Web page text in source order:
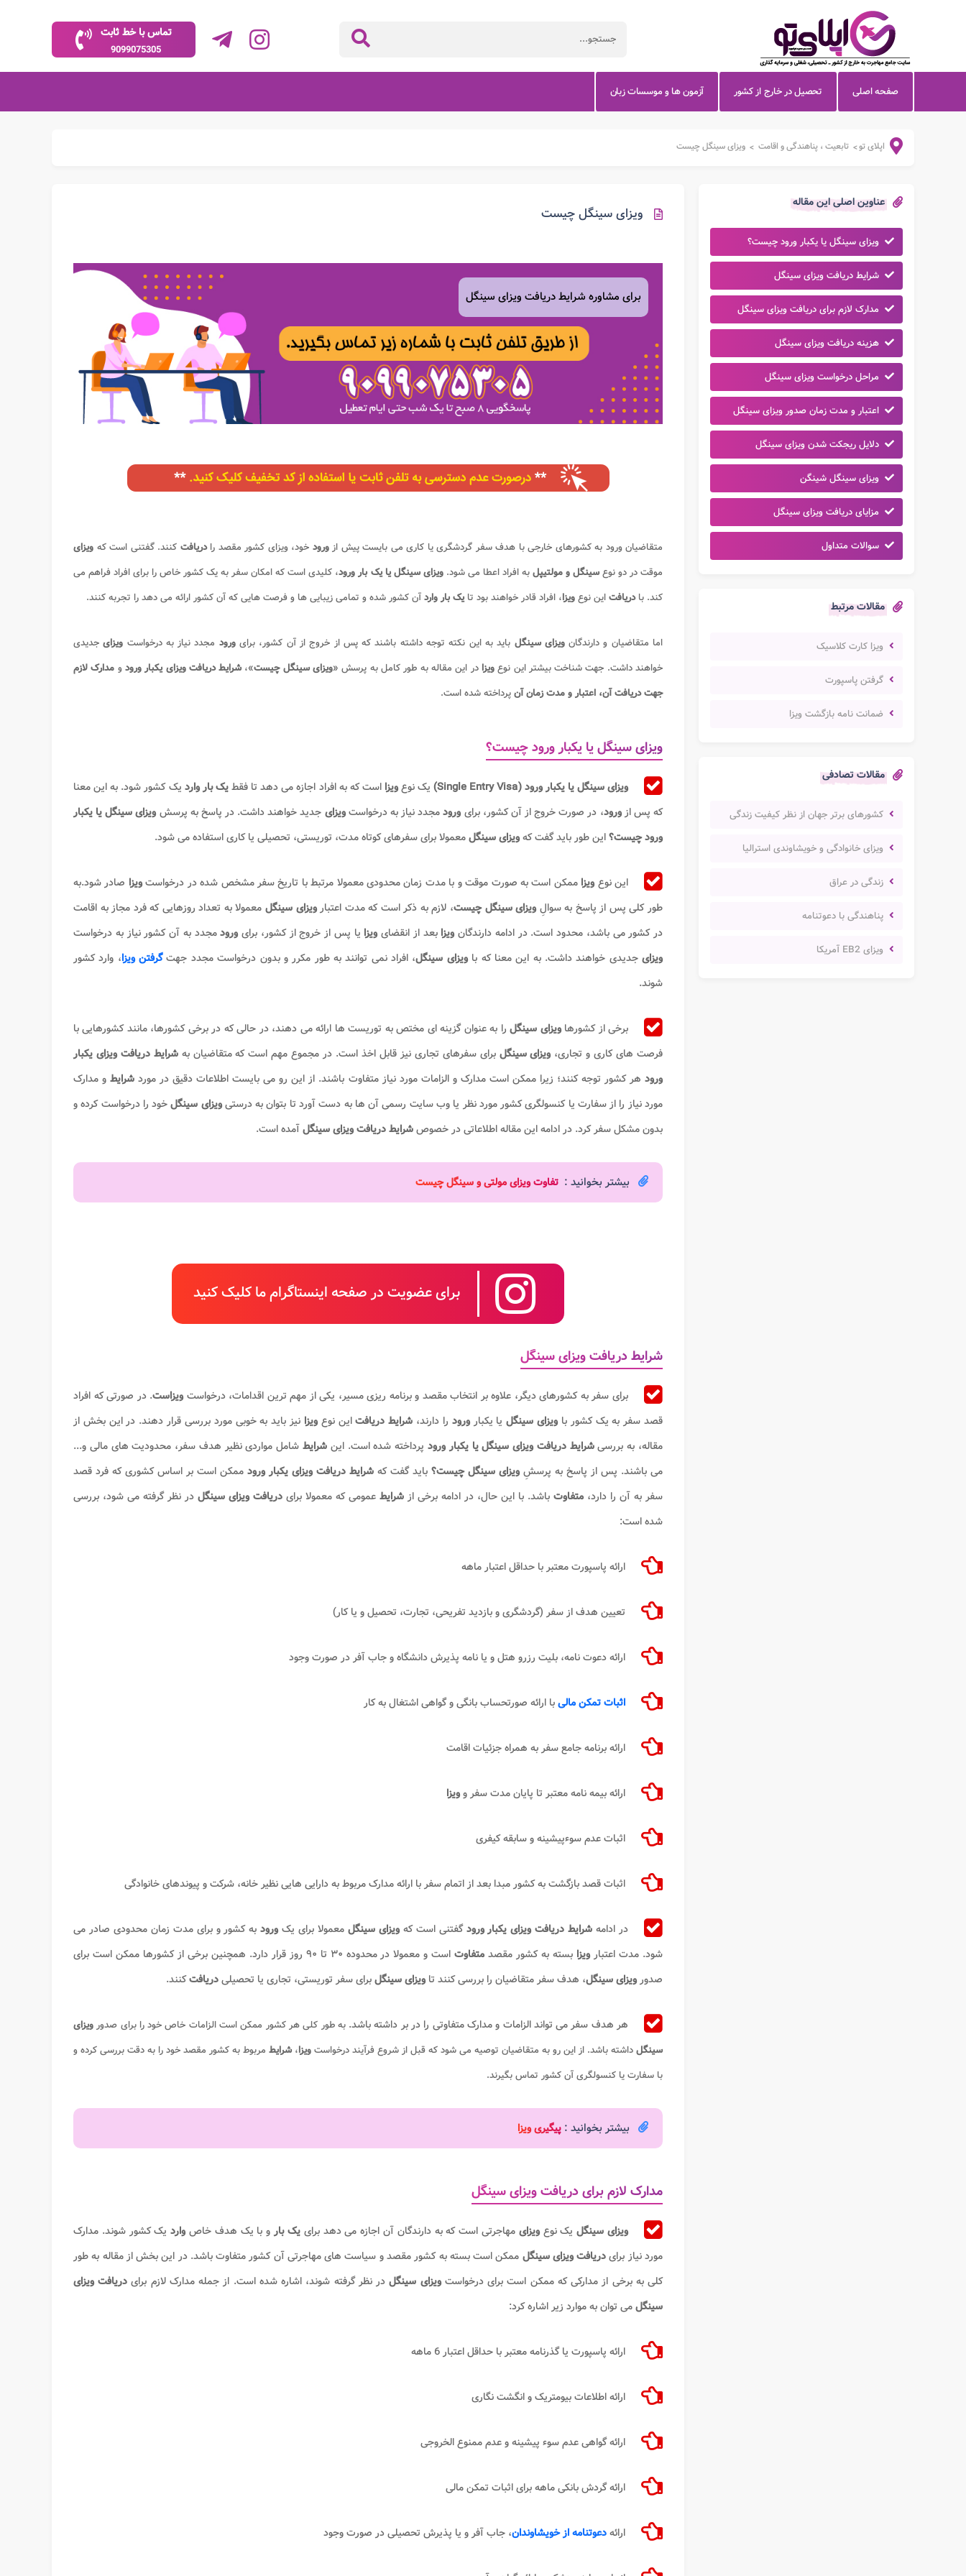
تماس با خط ثابت
9099075305
صفحه اصلی تحصیل در خارج از کشور آزمون ها و موسسات زبان
اپلای تو> تابعیت ، پناهندگی و اقامت > ویزای سینگل چیست
عناوین اصلی این مقاله
ویزای سینگل یا یکبار ورود چیست؟
شرایط دریافت ویزای سینگل
مدارک لازم برای دریافت ویزای سینگل
هزینه دریافت ویزای سینگل
مراحل درخواست ویزای سینگل
اعتبار و مدت زمان صدور ویزای سینگل
دلایل ریجکت شدن ویزای سینگل
ویزای سینگل شینگن
مزایای دریافت ویزای سینگل
سوالات متداول
مقالات مرتبط
ویزا کارت کلاسیک
گرفتن پاسپورت
ضمانت نامه بازگشت ویزا
مقالات تصادفی
کشورهای برتر جهان از نظر کیفیت زندگی
ویزای خانوادگی و خویشاوندی استرالیا
زندگی در عراق
پناهندگی با دعوتنامه
ویزای EB2 آمریکا
ویزای سینگل چیست
برای مشاوره شرایط دریافت ویزای سینگل
متقاضیان ورود به کشورهای خارجی با هدف سفر گردشگری یا کاری می بایست پیش ازورود خود، ویزای کشور مقصد رادریافت کنند. گفتنی است که ویزای
موقت در دو نوعسینگل و مولتیپلبه افراد اعطا می شود.ویزای سینگل یا یک بار ورود، کلیدی است که امکان سفر به یک کشور خاص را برای افراد فراهم می
کند. بادریافتاین نوعویزا، افراد قادر خواهند بود تایک بار واردآن کشور شده و تمامی زیبایی ها و فرصت هایی که آن کشور ارائه می دهد را تجربه کنند.
اما متقاضیان و دارندگانویزای سینگل باید به این نکته توجه داشته باشند که پس از خروج از آن کشور، برایورود مجدد نیاز به درخواست ویزایجدیدی
خواهند داشت. جهت شناخت بیشتر این نوعویزا در این مقاله به طور کامل به پرسش «ویزای سینگل چیست»، شرایط دریافت ویزای یکبار ورودو مدارک لازم
جهت دریافت آن، اعتبار و مدت زمان آنپرداخته شده است.
ویزای سینگل یا یکبار ورود چیست؟
ویزای سینگل یا یکبار ورود (Single Entry Visa) یک نوعویزا است که به افراد اجازه می دهد تا فقطیک بار وارد یک کشور شود. به این معنا
که پس ازورود، در صورت خروج از آن کشور، برای ورودمجدد نیاز به درخواستویزای جدید خواهند داشت. در پاسخ به پرسش ویزای سینگل یا یکبار
ورود چیست؟این طور باید گفت کهویزای سینگلمعمولا برای سفرهای کوتاه مدت، توریستی، تحصیلی یا کاری استفاده می شود.
این نوع ویزا ممکن است به صورت موقت و با مدت زمان محدودی معمولا مرتبط با تاریخ سفر مشخص شده در درخواستویزا صادر شود.به
طور کلی پس از پاسخ به سوالِ ویزای سینگل چیست، لازم به ذکر است که مدت اعتبارویزای سینگل معمولا به تعداد روزهایی که فرد مجاز به اقامت
در کشور می باشد، محدود است. در ادامه دارندگان ویزا بعد از انقضای ویزا یا پس از خروج از کشور، برای ورودمجدد به آن کشور نیاز به درخواست
ویزایجدیدی خواهند داشت. به این معنا که باویزای سینگل، افراد نمی توانند به طور مکرر و بدون درخواست مجدد جهتگرفتن ویزا، وارد کشور
شوند.
برخی از کشورهاویزای سینگلرا به عنوان گزینه ای مختص به توریست ها ارائه می دهند، در حالی که در برخی کشورها، مانند کشورهایی با
فرصت های کاری و تجاری، ویزای سینگل برای سفرهای تجاری نیز قابل اخذ است. در مجموع مهم است که متقاضیان بهشرایط دریافت ویزای یکبار
ورودهر کشور توجه کنند؛ زیرا ممکن است مدارک و الزامات مورد نیاز متفاوت باشند. از این رو می بایست اطلاعات دقیق در مورد شرایطو مدارک
مورد نیاز را از سفارت یا کنسولگری کشور مورد نظر یا وب سایت رسمی آن ها به دست آورد تا بتوان به درستیویزای سینگلخود را درخواست کرده و
بدون مشکل سفر کرد. در ادامه این مقاله اطلاعاتی در خصوصشرایط دریافت ویزای سینگلآمده است.
بیشتر بخوانید : تفاوت ویزای مولتی و سینگل چیست
برای عضویت در صفحه اینستاگرام ما کلیک کنید
شرایط دریافت ویزای سینگل
برای سفر به کشورهای دیگر، علاوه بر انتخاب مقصد و برنامه ریزی مسیر، یکی از مهم ترین اقدامات، درخواست ویزاست. در صورتی که افراد
قصد سفر به یک کشور با ویزای سینگلیا یکبارورود را دارند، شرایط دریافتاین نوعویزا نیز باید به خوبی مورد بررسی قرار دهند. در این بخش از
مقاله، به بررسیشرایط دریافت ویزای سینگل یا یکبار ورود پرداخته شده است. این شرایطشامل مواردی نظیر هدف سفر، محدودیت های مالی و...
می باشند. پس از پاسخ به پرسشِ ویزای سینگل چیست؟ باید گفت که شرایط دریافت ویزای یکبار ورود ممکن است بر اساس کشوری که فرد قصد
سفر به آن را دارد، متفاوت باشد. با این حال، در ادامه برخی از شرایط عمومی که معمولا برای دریافت ویزای سینگل در نظر گرفته می شود، بررسی
شده است:
ارائه پاسپورت معتبر با حداقل اعتبار ماهه
تعیین هدف از سفر (گردشگری و بازدید تفریحی، تجارت، تحصیل و یا کار)
ارائه دعوت نامه، بلیت رزرو هتل و یا نامه پذیرش دانشگاه و جاب آفر در صورت وجود
اثبات تمکن مالیبا ارائه صورتحساب بانگی و گواهی اشتغال به کار
ارائه برنامه جامع سفر به همراه جزئیات اقامت
ارائه بیمه نامه معتبر تا پایان مدت سفر وویزا
اثبات عدم سوءپیشینه و سابقه کیفری
اثبات قصد بازگشت به کشور مبدا بعد از اتمام سفر با ارائه مدارک مربوط به دارایی هایی نظیر خانه، شرکت و پیوندهای خانوادگی
در ادامه شرایط دریافت ویزای یکبار ورودگفتنی است کهویزای سینگل معمولا برای یک ورودبه کشور و برای مدت زمان محدودی صادر می
شود. مدت اعتبار ویزا بسته به کشور مقصد متفاوت
است و معمولا در محدوده ۳۰ تا ۹۰ روز قرار دارد. همچنین برخی از کشورها ممکن است برای
صدورویزای سینگل، هدف سفر متقاضیان را بررسی کنند تا ویزای سینگلبرای سفر توریستی، تجاری یا تحصیلیدریافتکنند.
هر هدف سفر می تواند الزامات و مدارک متفاوتی را در بر داشته باشد.به طور کلی هر کشور ممکن است الزامات خاص خود را برای صدورویزای
سینگلداشته باشد. از این رو به متقاضیان توصیه می شود که قبل از شروع فرآیند درخواستویزا، شرایط مربوط به کشور مقصد خود را به دقت بررسی کرده و
با سفارت یا کنسولگری آن کشور تماس بگیرند.
بیشتر بخوانید : پیگیری ویزا
مدارک لازم برای دریافت ویزای سینگل
ویزای سینگلیک نوعویزای مهاجرتی است که به دارندگان آن اجازه می دهد براییک بارو با یک هدف خاص واردیک کشور شوند. مدارک
مورد نیاز برایدریافت ویزای سینگل ممکن است بسته به کشور مقصد و سیاست های مهاجرتی آن کشور متفاوت باشد. در این بخش از مقاله به طور
کلی به برخی از مدارکی که ممکن است برای درخواستویزای سینگلدر نظر گرفته شوند، اشاره شده است. از جمله مدارک لازم برای دریافت ویزای
سینگلمی توان به موارد زیر اشاره کرد:
ارائه پاسپورت یا گذرنامه معتبر با حداقل اعتبار 6 ماهه
ارائه اطلاعات بیومتریک و انگشت نگاری
ارائه گواهی عدم سوء پیشینه و عدم ممنوع الخروجی
ارائه گردش بانکی ماهه برای اثبات تمکن مالی
ارائهدعوتنامه از خویشاوندان، جاب آفر و یا پذیرش تحصیلی در صورت وجود